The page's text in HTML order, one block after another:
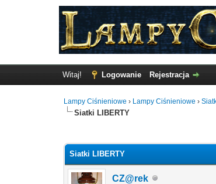
Witaj! Logowanie Rejestracja
Lampy Ciśnieniowe › Lampy Ciśnieniowe ›
Siatki LIBERTY
Siatki LIBERTY
CZ@rek